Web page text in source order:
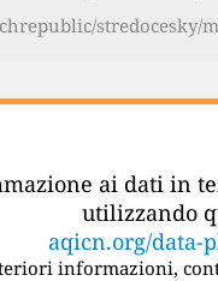
stredocesky/
ai dati in
utilizzando
aqicn.org/data-
informazioni,